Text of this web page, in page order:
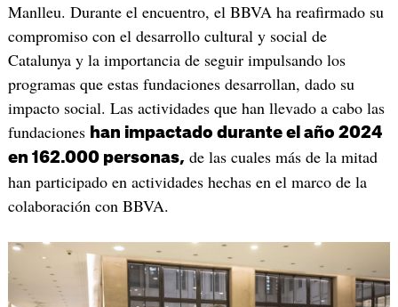
Manlleu. Durante el encuentro, el BBVA ha reafirmado su
compromiso con el desarrollo cultural y social de
Catalunya y la importancia de seguir impulsando los
programas que estas fundaciones desarrollan, dado su
impacto social. Las actividades que han llevado a cabo las
fundaciones han impactado durante el año 2024
en 162.000 personas, de las cuales más de la mitad
han participado en actividades hechas en el marco de la
colaboración con BBVA.